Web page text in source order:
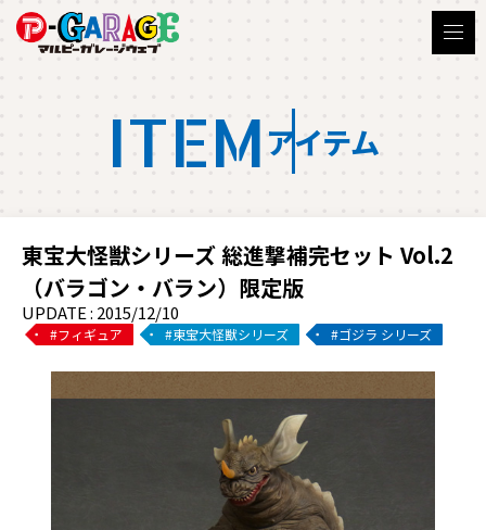
ITEM アイテム
東宝大怪獣シリーズ 総進撃補完セット Vol.2
（バラゴン・バラン）限定版
UPDATE : 2015/12/10
フィギュア 東宝大怪獣シリーズ ゴジラ シリーズ